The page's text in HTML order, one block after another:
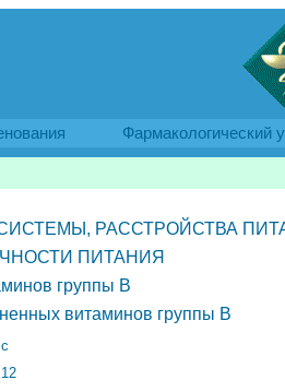
Фармакологический
РАССТРОЙСТВА
ПИТАНИЯ
группы B
витаминов группы B
c
12